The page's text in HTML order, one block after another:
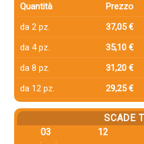
Quantità
Prezzo
da 2 pz.
37,05 €
da 4 pz.
35,10 €
da 8 pz.
31,20 €
da 12 pz.
29,25 €
SCADE
03
12